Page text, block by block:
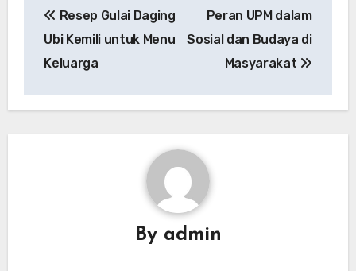
pos
Resep Gulai Daging
Ubi Kemili untuk Menu
Keluarga
Peran UPM dalam
Sosial dan Budaya di
Masyarakat
By admin